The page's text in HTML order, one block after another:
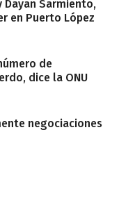
Dayan Sarmiento,
en Puerto López
de
dice la ONU
negociaciones